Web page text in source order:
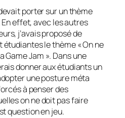
porter sur un thème
effet, avec les autres
j’avais proposé de
le thème « On ne
Game Jam ». Dans une
donner aux étudiants un
une posture méta
à penser des
on ne doit pas faire
question en jeu.